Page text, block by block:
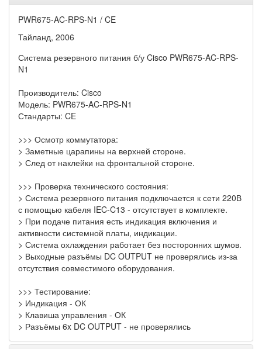
PWR675-AC-RPS-N1 / CE
Тайланд, 2006
Система резервного питания б/у Cisco PWR675-AC-RPS-
N1
Производитель: Cisco
Модель: PWR675-AC-RPS-N1
Стандарты: CE
>>> Осмотр коммутатора:
> Заметные царапины на верхней стороне.
> След от наклейки на фронтальной стороне.
>>> Проверка технического состояния:
> Система резервного питания подключается к сети 220В
с помощью кабеля IEC-C13 - отсутствует в комплекте.
> При подаче питания есть индикация включения и
активности системной платы, индикации.
> Система охлаждения работает без посторонних шумов.
> Выходные разъёмы DC OUTPUT не проверялись из-за
отсутствия совместимого оборудования.
>>> Тестирование:
> Индикация - ОК
> Клавиша управления - ОК
> Разъёмы 6x DC OUTPUT - не проверялись